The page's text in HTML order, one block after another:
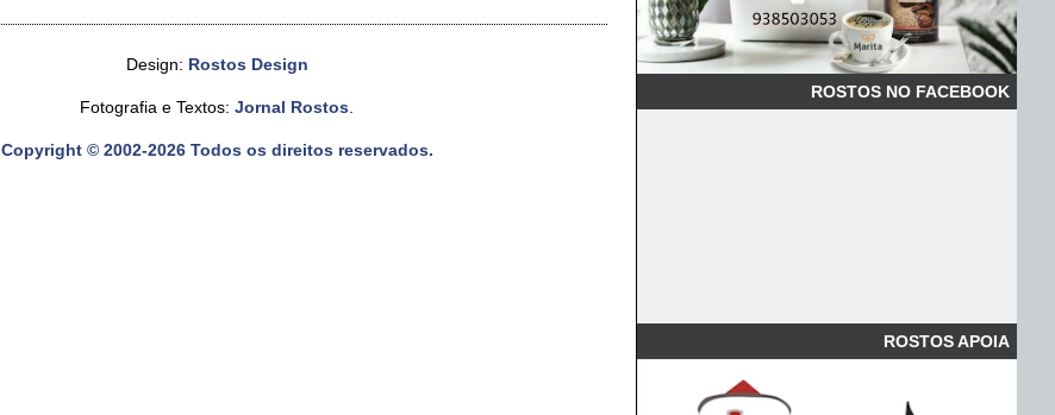
Design: Rostos Design
Fotografia e Textos: Jornal Rostos
Copyright © 2002-2026 Todos os direitos reservados.
ROSTOS NO FACEBOOK
ROSTOS APOIA